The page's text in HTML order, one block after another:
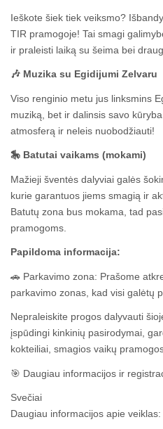
Ieškote šiek tiek veiksmo?
TIR pramogoje! Tai smagi
ir praleisti laiką su šeima bei
🎶 Muzika su Egidijumi Zelvaru
Viso renginio metu jus linksmins
muziką, bet ir dalinsis savo
atmosferą ir neleis nuobodžiauti!
🎠 Batutai vaikams (mokami)
Mažieji šventės dalyviai galės
kurie garantuos jiems smagią ir
Batutų zona bus mokama, tad
pramogoms.
Papildoma informacija:
🚗 Parkavimo zona: Prašome
parkavimo zonas, kad visi galėtų
Nepraleiskite progos dalyvauti
įspūdingi kinkinių pasirodymai,
kokteiliai, smagios vaikų
🎯 Daugiau informacijos ir
Svečiai
Daugiau informacijos apie veiklas: